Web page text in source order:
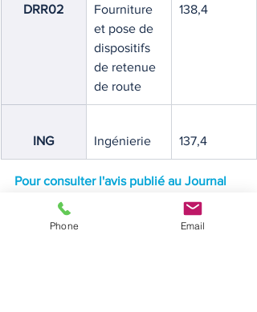
DRR02
Fourniture
et pose de
dispositifs
de retenue
de route
138,4
ING Ingénierie 137,4
Pour consulter l'avis publié au Journal
officiel du 16 mai 2026.
Index divers de la construction
Phone Email